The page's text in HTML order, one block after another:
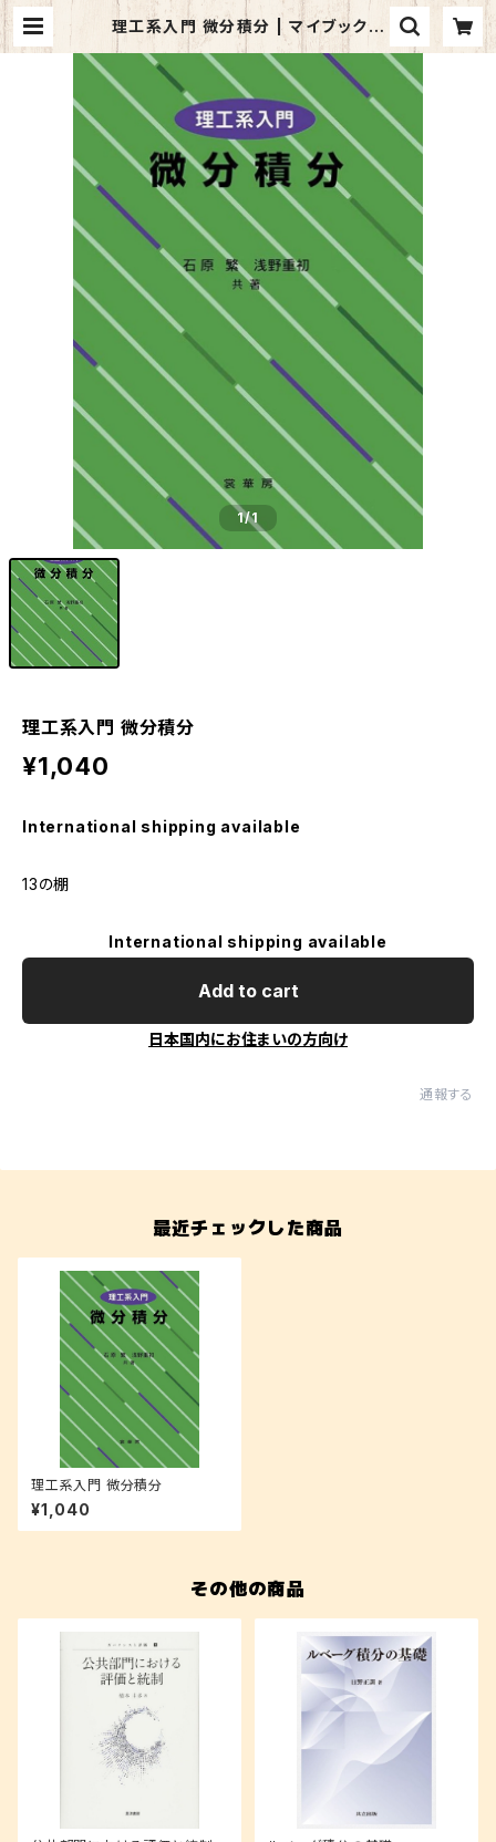
理工系入門 微分積分 | マイブックス
関大前店(店頭受取オーダー用)
1/1
理工系入門 微分積分
¥1,040
International shipping available
13の棚
International shipping available
Add to cart
日本国内にお住まいの方向け
通報する
最近チェックした商品
理工系入門 微分積分
¥1,040
その他の商品